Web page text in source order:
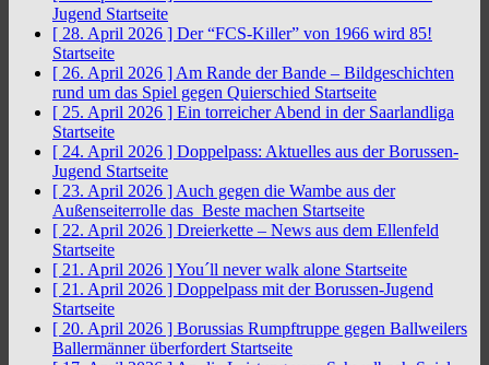
Jugend Startseite
[ 28. April 2026 ] Der “FCS-Killer” von 1966 wird 85!
Startseite
[ 26. April 2026 ] Am Rande der Bande – Bildgeschichten
rund um das Spiel gegen Quierschied Startseite
[ 25. April 2026 ] Ein torreicher Abend in der Saarlandliga
Startseite
[ 24. April 2026 ] Doppelpass: Aktuelles aus der Borussen-
Jugend Startseite
[ 23. April 2026 ] Auch gegen die Wambe aus der
Außenseiterrolle das Beste machen Startseite
[ 22. April 2026 ] Dreierkette – News aus dem Ellenfeld
Startseite
[ 21. April 2026 ]You´ll never walk alone Startseite
[ 21. April 2026 ] Doppelpass mit der Borussen-Jugend
Startseite
[ 20. April 2026 ] Borussias Rumpftruppe gegen Ballweilers
Ballermänner überfordert Startseite